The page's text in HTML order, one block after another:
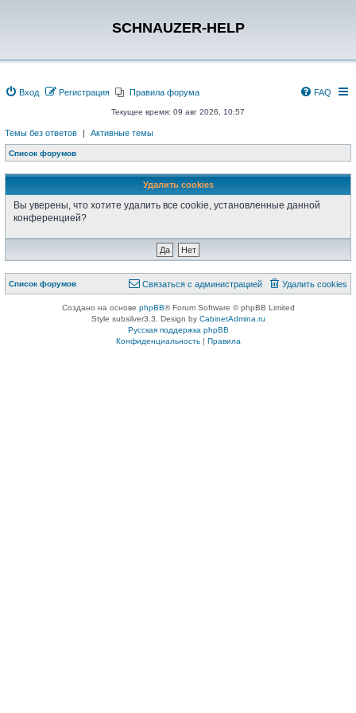
SCHNAUZER-HELP
Вход Регистрация Правила форума FAQ
Текущее время: 09 авг 2026, 10:57
Темы без ответов | Активные темы
Список форумов
Удалить cookies
Вы уверены, что хотите удалить все cookie, установленные данной
конференцией?
Список форумов Удалить cookies
Связаться с администрацией
Создано на основе phpBB® Forum Software © phpBB Limited
Style subsilver3.3. Design by CabinetAdmina.ru
Русская поддержка phpBB
Конфиденциальность| Правила